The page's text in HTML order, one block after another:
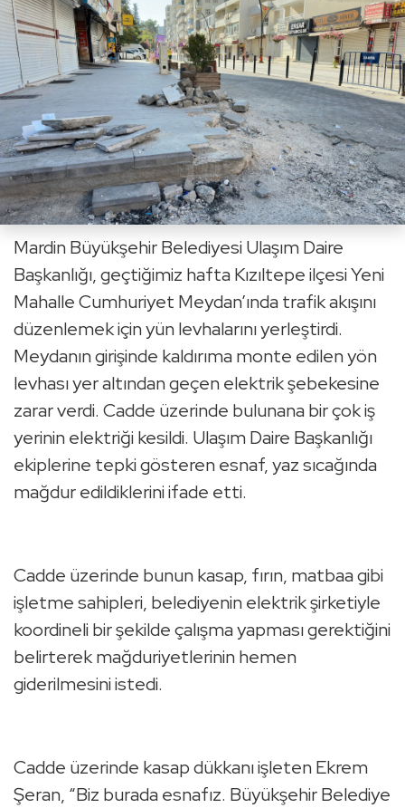
Mardin Büyükşehir Belediyesi Ulaşım Daire
Başkanlığı, geçtiğimiz hafta Kızıltepe ilçesi Yeni
Mahalle Cumhuriyet Meydan’ında trafik akışını
düzenlemek için yün levhalarını yerleştirdi.
Meydanın girişinde kaldırıma monte edilen yön
levhası yer altından geçen elektrik şebekesine
zarar verdi. Cadde üzerinde bulunana bir çok iş
yerinin elektriği kesildi. Ulaşım Daire Başkanlığı
ekiplerine tepki gösteren esnaf, yaz sıcağında
mağdur edildiklerini ifade etti.
Cadde üzerinde bunun kasap, fırın, matbaa gibi
işletme sahipleri, belediyenin elektrik şirketiyle
koordineli bir şekilde çalışma yapması gerektiğini
belirterek mağduriyetlerinin hemen
giderilmesini istedi.
Cadde üzerinde kasap dükkanı işleten Ekrem
Şeran, “Biz burada esnafız. Büyükşehir Belediye